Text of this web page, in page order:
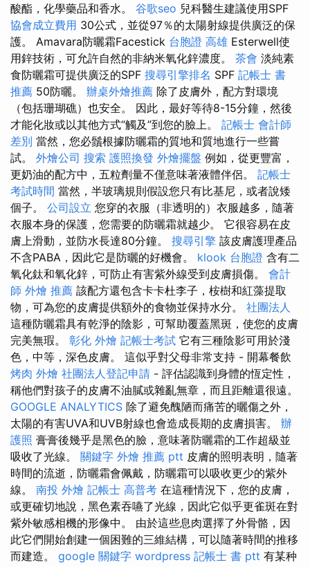
酸酯，化學藥品和香水。 谷歌seo 兒科醫生建議使用SPF
協會成立費用 30公式，並從97％的太陽射線提供廣泛的保
護。 Amavara防曬霜Facestick 台胞證 高雄 Esterwell使
用鋅技術，可允許自然的非納米氧化鋅濃度。 茶會 淡純素
食防曬霜可提供廣泛的SPF 搜尋引擎排名 SPF 記帳士 書
推薦 50防曬。 辦桌外燴推薦 除了皮膚外，配方對環境
（包括珊瑚礁）也安全。 因此，最好等待8-15分鐘，然後
才能化妝或以其他方式“觸及”到您的臉上。 記帳士 會計師
差別 當然，您必鬚根據防曬霜的質地和質地進行一些嘗
試。 外燴公司 搜索 護照換發 外燴擺盤 例如，從更豐富，
更奶油的配方中，五粒劑量不僅意味著液體伴侶。 記帳士
考試時間 當然，半玻璃規則假設您只有比基尼，或者說矮
個子。 公司設立 您穿的衣服（非透明的）衣服越多，隨著
衣服本身的保護，您需要的防曬霜就越少。 它很容易在皮
膚上滑動，並防水長達80分鐘。 搜尋引擎 該皮膚護理產品
不含PABA，因此它是防曬的好機會。 klook 台胞證 含有二
氧化鈦和氧化鋅，可防止有害紫外線受到皮膚損傷。 會計
師 外燴 推薦 該配方還包含卡卡杜李子，桉樹和紅藻提取
物，可為您的皮膚提供額外的食物並保持水分。 社團法人
這種防曬霜具有乾淨的陰影，可幫助覆蓋黑斑，使您的皮膚
完美無瑕。 彰化 外燴 記帳士考試 它有三種陰影可用於淺
色，中等，深色皮膚。 這似乎對父母非常支持 - 開幕餐飲
烤肉 外燴 社團法人登記申請 - 評估認識到身體的恆定性，
稱他們對孩子的皮膚不油膩或雜亂無章，而且距離還很遠。
GOOGLE ANALYTICS 除了避免醜陋而痛苦的曬傷之外，
太陽的有害UVA和UVB射線也會造成長期的皮膚損害。 辦
護照 膏膏後幾乎是黑色的臉，意味著防曬霜的工作超級並
吸收了光線。 關鍵字 外燴 推薦 ptt 皮膚的照明表明，隨著
時間的流逝，防曬霜會佩戴，防曬霜可以吸收更少的紫外
線。 南投 外燴 記帳士 高普考 在這種情況下，您的皮膚，
或更確切地說，黑色素吞嚥了光線，因此它似乎更雀斑在對
紫外敏感相機的形像中。 由於這些息肉選擇了外骨骼，因
此它們開始創建一個困難的三維結構，可以隨著時間的推移
而建造。 google 關鍵字 wordpress 記帳士 書 ptt 有某种